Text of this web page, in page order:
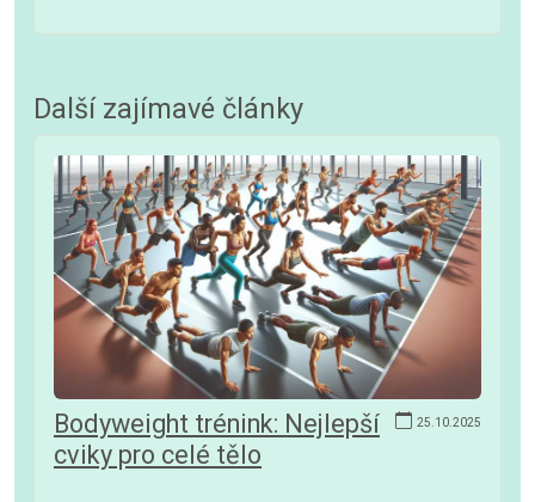
Další zajímavé články
25.10.2025
Bodyweight trénink: Nejlepší
cviky pro celé tělo